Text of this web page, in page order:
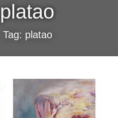
platao
Tag: platao